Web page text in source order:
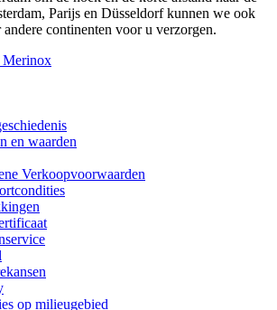
Parijs en Düsseldorf kunnen we ook
continenten voor u verzorgen.
Merinox
en waarden
Verkoopvoorwaarden
op milieugebied